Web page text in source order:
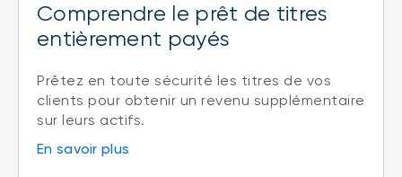
Comprendre le prêt de titres
entièrement payés
Prêtez en toute sécurité les titres de vos
clients pour obtenir un revenu supplémentaire
sur leurs actifs.
En savoir plus